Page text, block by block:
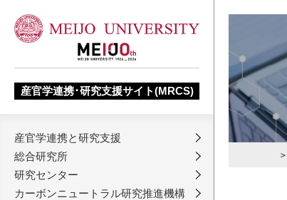
産官学連携･研究支援サイト(MRCS)
産官学連携と研究支援
総合研究所
研究センター
カーボンニュートラル研究推進機構